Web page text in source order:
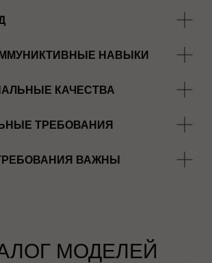
НАВЫКИ
КАЧЕСТВА
ТРЕБОВАНИЯ
ВАЖНЫ
МОДЕЛЕЙ